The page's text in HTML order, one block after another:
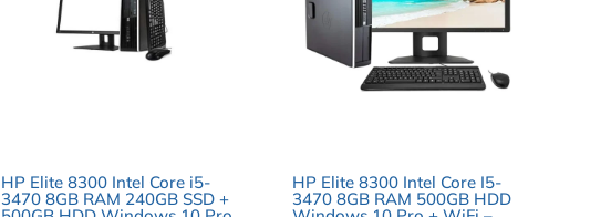
HP Elite 8300 Intel Core i5-
3470 8GB RAM 240GB SSD +
HP Elite 8300 Intel Core I5-
3470 8GB RAM 500GB HDD